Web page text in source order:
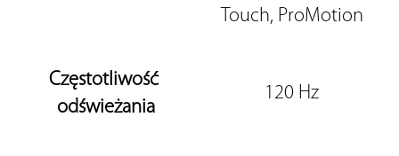
Touch, ProMotion
Częstotliwość
odświeżania
120 Hz